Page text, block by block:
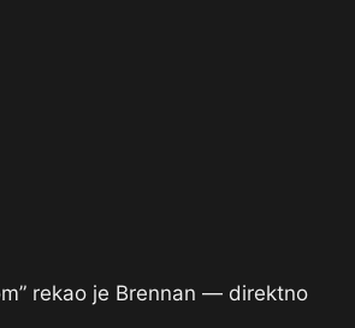
rekao je Brennan — direktno